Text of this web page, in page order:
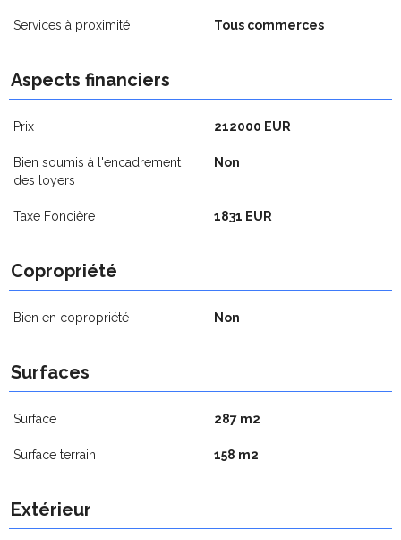
Services à proximité Tous commerces
Aspects financiers
Prix 212000 EUR
Bien soumis à l'encadrement
des loyers
Non
Taxe Foncière 1831 EUR
Copropriété
Bien en copropriété Non
Surfaces
Surface 287 m2
Surface terrain 158 m2
Extérieur